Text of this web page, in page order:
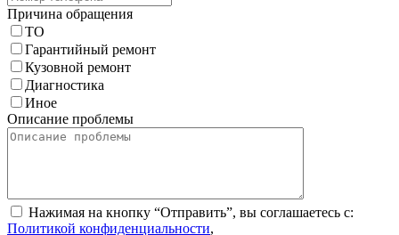
Причина обращения
ТО
Гарантийный ремонт
Кузовной ремонт
Диагностика
Иное
Описание проблемы
Нажимая на кнопку “Отправить”, вы соглашаетесь с:
Политикой конфиденциальности,